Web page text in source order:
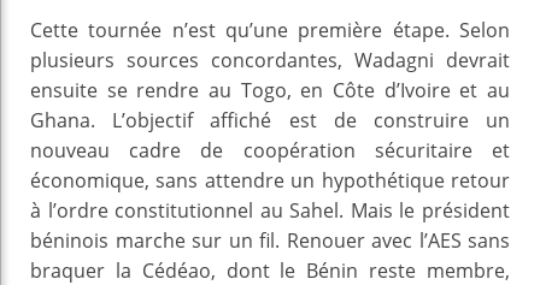
Cette tournée n’est qu’une première étape. Selon
plusieurs sources concordantes, Wadagni devrait
ensuite se rendre au Togo, en Côte d’Ivoire et au
Ghana. L’objectif affiché est de construire un
nouveau cadre de coopération sécuritaire et
économique, sans attendre un hypothétique retour
à l’ordre constitutionnel au Sahel. Mais le président
béninois marche sur un fil. Renouer avec l’AES sans
braquer la Cédéao, dont le Bénin reste membre,